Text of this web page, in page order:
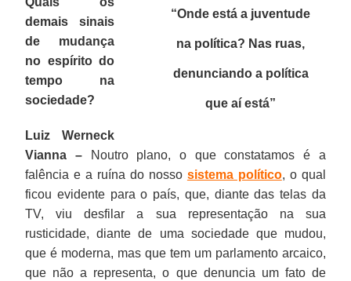
“Onde está a juventude
na política? Nas ruas,
denunciando a política
que aí está”
demais sinais
de mudança
no espírito do
tempo na
sociedade?
Luiz Werneck
Vianna – Noutro plano, o que constatamos é a
falência e a ruína do nosso sistema político, o qual
ficou evidente para o país, que, diante das telas da
TV, viu desfilar a sua representação na sua
rusticidade, diante de uma sociedade que mudou,
que é moderna, mas que tem um parlamento arcaico,
que não a representa, o que denuncia um fato de